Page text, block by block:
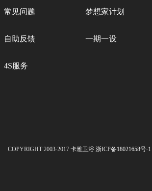
常见问题
自助反馈
4S服务
梦想家计划
一期一设
COPYRIGHT 2003-2017 卡雅卫浴 浙ICP备18021658号-1